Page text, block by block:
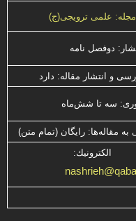
مجله: علمی ترویجی(ج)
دوفصل نامه
و انتشار مقاله: دارد
سه تا شش‌ماه
مقاله‌ها: رایگان (تمام متن)
الكترونیك: